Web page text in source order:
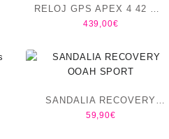
RELOJ GPS APEX 4 42 MM
COROS
439,00€
SANDALIA RECOVERY
OOAH SPORT
59,90€